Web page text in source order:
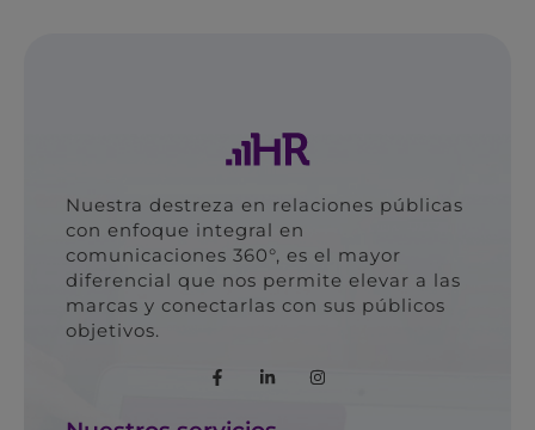
Nuestra destreza en relaciones públicas
con enfoque integral en
comunicaciones 360°, es el mayor
diferencial que nos permite elevar a las
marcas y conectarlas con sus públicos
objetivos.